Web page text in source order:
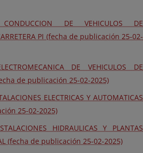
DE VEHICULOS DE
PI (fecha de publicación 25-02-
DE VEHICULOS DE
de publicación 25-02-2025)
ELECTRICAS Y AUTOMATICAS
25-02-2025)
HIDRAULICAS Y PLANTAS
(fecha de publicación 25-02-2025)